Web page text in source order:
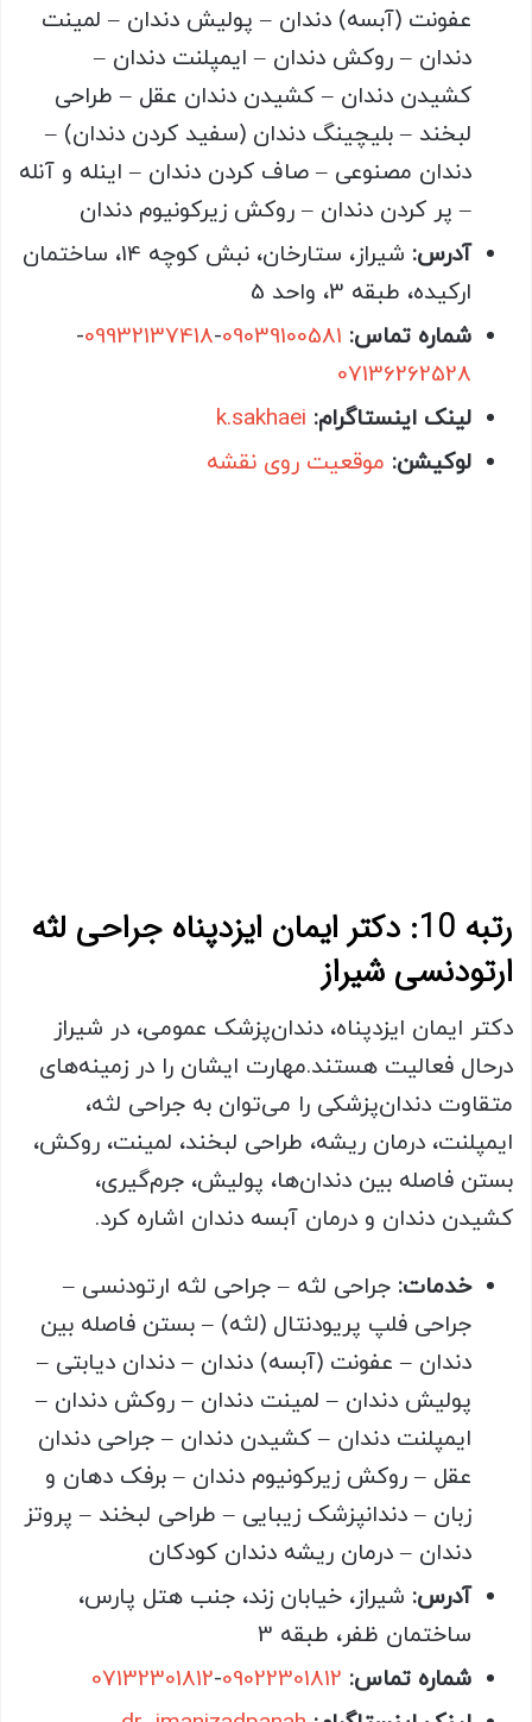
عفونت (آبسه) دندان – پولیش دندان – لمینت
دندان – روکش دندان – ایمپلنت دندان –
کشیدن دندان – کشیدن دندان عقل – طراحی
لبخند – بلیچینگ دندان (سفید کردن دندان) –
دندان مصنوعی – صاف کردن دندان – اینله و آنله
– پر کردن دندان – روکش زیرکونیوم دندان
آدرس:
شیراز، ستارخان، نبش کوچه 14، ساختمان
ارکیده، طبقه 3، واحد 5
شماره تماس:
-
09932137418
-
07136262528
لینک اینستاگرام: k.sakhaei
لوکیشن: موقعیت روی نقشه
رتبه 10: دکتر ایمان ایزدپناه جراحی لثه
ارتودنسی شیراز
دکتر ایمان ایزدپناه، دندان‌پزشک عمومی، در شیراز
درحال فعالیت هستند.مهارت ایشان را در زمینه‌های
متقاوت دندان‌پزشکی را می‌توان به جراحی لثه،
ایمپلنت، درمان ریشه، طراحی لبخند، لمینت، روکش،
بستن فاصله بین دندان‌ها، پولیش، جرم‌گیری،
کشیدن دندان و درمان آبسه دندان اشاره کرد.
خدمات: جراحی لثه – جراحی لثه ارتودنسی –
جراحی فلپ پریودنتال (لثه) – بستن فاصله بین
دندان – عفونت (آبسه) دندان – دندان دیابتی –
پولیش دندان – لمینت دندان – روکش دندان –
ایمپلنت دندان – کشیدن دندان – جراحی دندان
عقل – روکش زیرکونیوم دندان – برفک دهان و
زبان – دندانپزشک زیبایی – طراحی لبخند – پروتز
دندان – درمان ریشه دندان کودکان
آدرس: شیراز، خیابان زند، جنب هتل پارس،
ساختمان ظفر، طبقه 3
شماره تماس:
-
07132301812